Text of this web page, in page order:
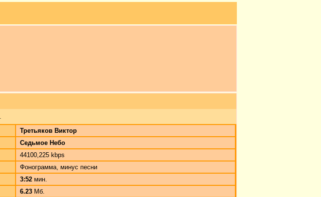
Третьяков Виктор
Седьмое Небо
44100,225 kbps
Фонограмма, минус песни
3:52 мин.
6.23 Мб.